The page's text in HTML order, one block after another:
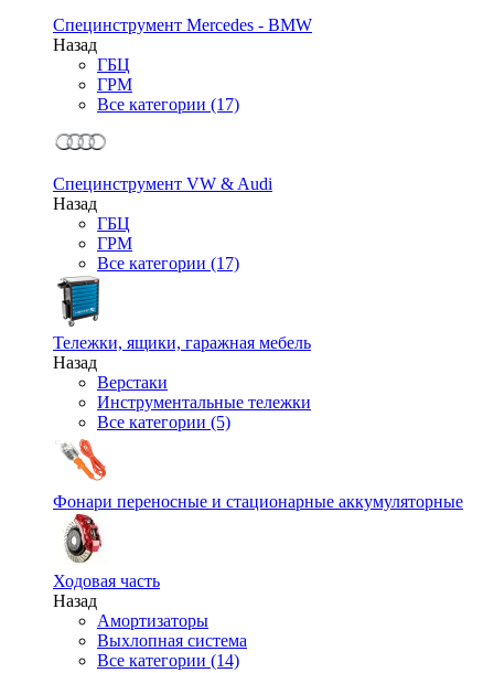
Специнструмент Mercedes - BMW
Назад
ГБЦ
ГРМ
Все категории (17)
Специнструмент VW & Audi
Назад
ГБЦ
ГРМ
Все категории (17)
Тележки, ящики, гаражная мебель
Назад
Верстаки
Инструментальные тележки
Все категории (5)
Фонари переносные и стационарные аккумуляторные
Ходовая часть
Назад
Амортизаторы
Выхлопная система
Все категории (14)